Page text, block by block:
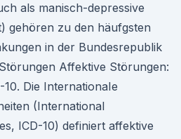
als manisch-depressive
gehören zu den häufgsten
in der Bundesrepublik
Affektive Störungen:
Die InternationaIe
(International
ICD-10) definiert affektive